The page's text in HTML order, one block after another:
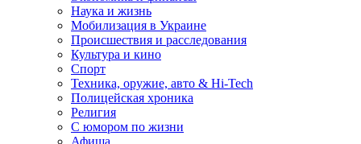
Наука и жизнь
Мобилизация в Украине
Происшествия и расследования
Культура и кино
Спорт
Техника, оружие, авто & Hi-Tech
Полицейская хроника
Религия
С юмором по жизни
Афиша